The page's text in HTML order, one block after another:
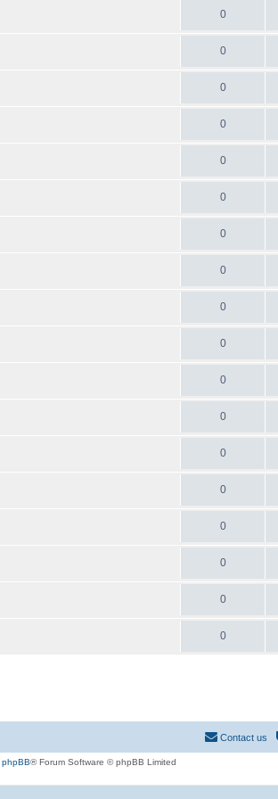
0
0
0
0
0
0
0
0
0
0
0
0
0
0
0
0
0
0
Contact us
phpBB® Forum Software © phpBB Limited